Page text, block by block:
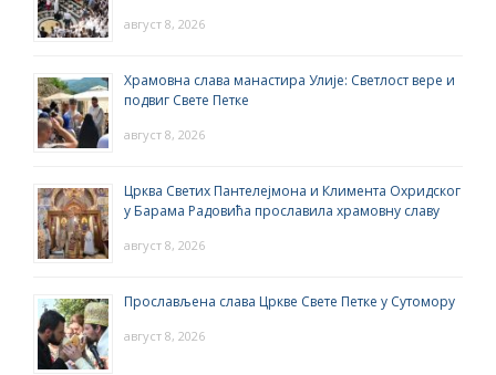
август 8, 2026
Храмовна слава манастира Улије: Светлост вере и
подвиг Свете Петке
август 8, 2026
Црква Светих Пантелејмона и Климента Охридског
у Барама Радовића прославила храмовну славу
август 8, 2026
Прослављена слава Цркве Свете Петке у Сутомору
август 8, 2026